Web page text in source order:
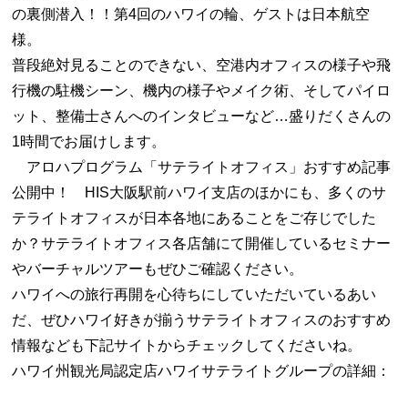
の裏側潜入！！第4回のハワイの輪、ゲストは日本航空
様。
普段絶対見ることのできない、空港内オフィスの様子や飛
行機の駐機シーン、機内の様子やメイク術、そしてパイロ
ット、整備士さんへのインタビューなど…盛りだくさんの
1時間でお届けします。
アロハプログラム「サテライトオフィス」おすすめ記事
公開中！ HIS大阪駅前ハワイ支店のほかにも、多くのサ
テライトオフィスが日本各地にあることをご存じでした
か？サテライトオフィス各店舗にて開催しているセミナー
やバーチャルツアーもぜひご確認ください。
ハワイへの旅行再開を心待ちにしていただいているあい
だ、ぜひハワイ好きが揃うサテライトオフィスのおすすめ
情報なども下記サイトからチェックしてくださいね。
ハワイ州観光局認定店ハワイサテライトグループの詳細：